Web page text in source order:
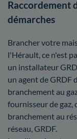
Raccordement
démarches
Brancher votre
l'Hérault, ce n'est
un installateur
un agent de GRDF
branchement au
fournisseur de gaz,
branchement au
réseau, GRDF.